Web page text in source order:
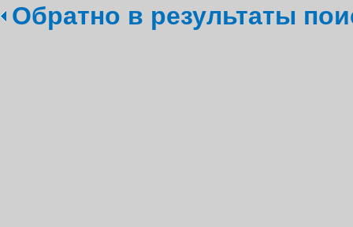
Обратно в результаты